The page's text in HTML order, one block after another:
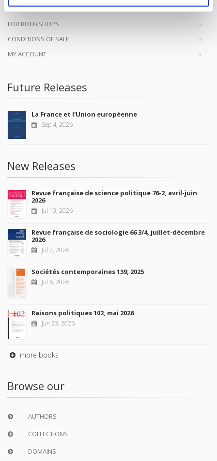
FOREIGN RIGHTS
FOR BOOKSHOPS
CONDITIONS OF SALE
MY ACCOUNT
Future Releases
La France et l'Union européenne
Sep 4, 2026
New Releases
Revue française de science politique 76-2, avril-juin
2026
Jul 10, 2026
Revue française de sociologie 66 3/4, juillet-décembre
2026
Jul 7, 2026
Sociétés contemporaines 139, 2025
Jul 6, 2026
Raisons politiques 102, mai 2026
Jun 23, 2026
more books
Browse our
AUTHORS
COLLECTIONS
DOMAINS